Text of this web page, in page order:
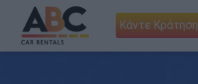
Κάντε Κράτηση